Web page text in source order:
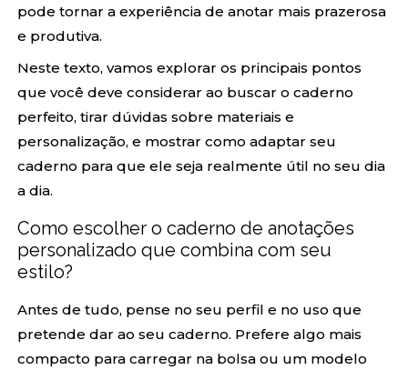
pode tornar a experiência de anotar mais prazerosa
e produtiva.
Neste texto, vamos explorar os principais pontos
que você deve considerar ao buscar o caderno
perfeito, tirar dúvidas sobre materiais e
personalização, e mostrar como adaptar seu
caderno para que ele seja realmente útil no seu dia
a dia.
Como escolher o caderno de anotações
personalizado que combina com seu
estilo?
Antes de tudo, pense no seu perfil e no uso que
pretende dar ao seu caderno. Prefere algo mais
compacto para carregar na bolsa ou um modelo